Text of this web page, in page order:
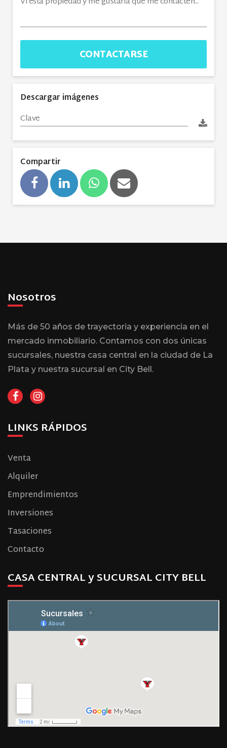
CONTACTARSE
Descargar imágenes
Compartir
Nosotros
Más de 50 años de trayectoria y experiencia en el
mercado inmobiliario. Contamos con dos únicas
sucursales, nuestra casa central en la ciudad de La
Plata y nuestra sucursal en City Bell.
LINKS RÁPIDOS
Venta
Alquiler
Emprendimientos
Inversiones
Tasaciones
Contacto
CASA CENTRAL y SUCURSAL CITY BELL